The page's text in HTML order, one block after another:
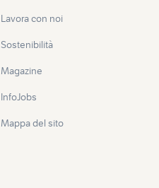
Lavora con noi
Sostenibilità
Magazine
InfoJobs
Mappa del sito